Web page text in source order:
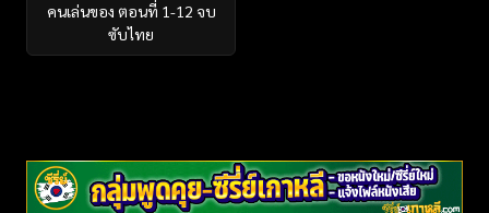
คนเล่นของ ตอนที่ 1-12 จบ
ซับไทย